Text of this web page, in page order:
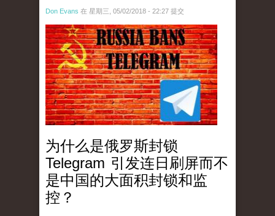
Don Evans 在 星期三, 05/02/2018 - 22:27 提交
tou_.jpeg
为什么是俄罗斯封锁
Telegram 引发连日刷屏而不
是中国的大面积封锁和监
控？